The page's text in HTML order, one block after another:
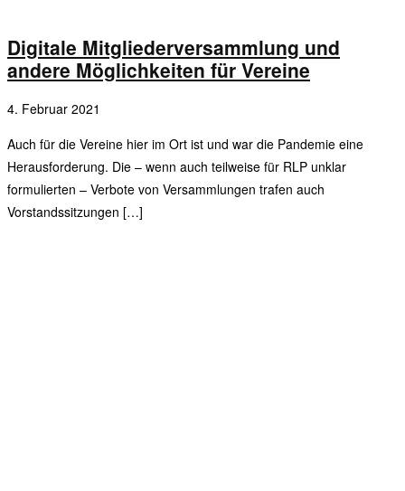
Digitale Mitgliederversammlung und
andere Möglichkeiten für Vereine
4. Februar 2021
Auch für die Vereine hier im Ort ist und war die Pandemie eine
Herausforderung. Die – wenn auch teilweise für RLP unklar
formulierten – Verbote von Versammlungen trafen auch
Vorstandssitzungen […]